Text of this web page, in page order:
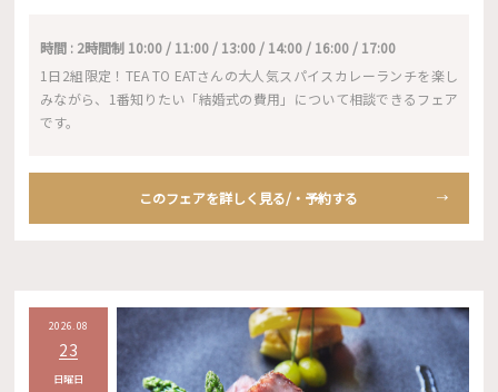
時間 : 2時間制 10:00 / 11:00 / 13:00 / 14:00 / 16:00 / 17:00
1日2組限定！TEA TO EATさんの大人気スパイスカレーランチを楽し
みながら、1番知りたい「結婚式の費用」について相談できるフェア
です。
このフェアを詳しく見る/・予約する
2026.08
23
日曜日